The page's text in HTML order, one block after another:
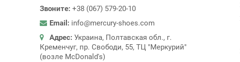
Звоните: +38 (067) 579-20-10
Email: info@mercury-shoes.com
Адрес: Украина, Полтавская обл., г.
Кременчуг, пр. Свободи, 55, ТЦ "Меркурий"
(возле McDonald's)